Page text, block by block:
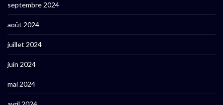
septembre 2024
août 2024
juillet 2024
juin 2024
mai 2024